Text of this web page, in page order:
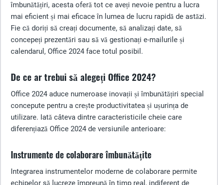
îmbunătățiri, acesta oferă tot ce aveți nevoie pentru a lucra
mai eficient și mai eficace în lumea de lucru rapidă de astăzi.
Fie că doriți să creați documente, să analizați date, să
concepeți prezentări sau să vă gestionați e-mailurile și
calendarul, Office 2024 face totul posibil.
De ce ar trebui să alegeți Office 2024?
Office 2024 aduce numeroase inovații și îmbunătățiri special
concepute pentru a crește productivitatea și ușurința de
utilizare. Iată câteva dintre caracteristicile cheie care
diferențiază Office 2024 de versiunile anterioare:
Instrumente de colaborare îmbunătățite
Integrarea instrumentelor moderne de colaborare permite
echipelor să lucreze împreună în timp real, indiferent de